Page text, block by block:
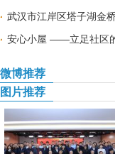
武汉市江岸区塔子湖金
安心小屋 ——立足社区
微博推荐
图片推荐